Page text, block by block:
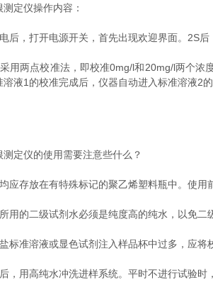
定仪操作内容：
，打开电源开关，首先出现欢迎界面。2S后
两点校准法，即校准0mg/l和20mg/l两个浓度
溶液1的校准完成后，仪器自动进入标准溶液2
定仪的使用需要注意些什么？
存放在有特殊标记的聚乙烯塑料瓶中。使用
的二级试剂水必须是纯度高的纯水，以免二
准溶液或显色试剂注入样品杯中过多，应将
用高纯水冲洗进样系统。平时不进行试验时